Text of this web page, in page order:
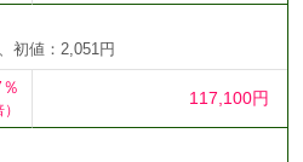
初値：2,051円
117,100円